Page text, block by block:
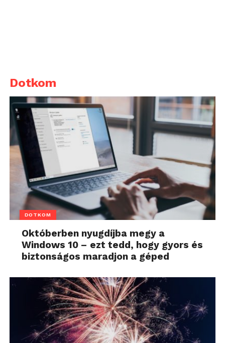
Dotkom
DOTKOM
Októberben nyugdíjba megy a
Windows 10 – ezt tedd, hogy gyors és
biztonságos maradjon a géped